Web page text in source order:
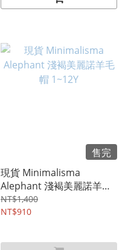
售完
現貨 Minimalisma
Alephant 淺褐美麗諾羊毛
帽 1~12Y
NT$1,400
NT$910